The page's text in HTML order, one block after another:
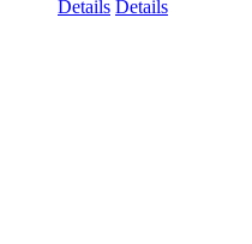
Details Details